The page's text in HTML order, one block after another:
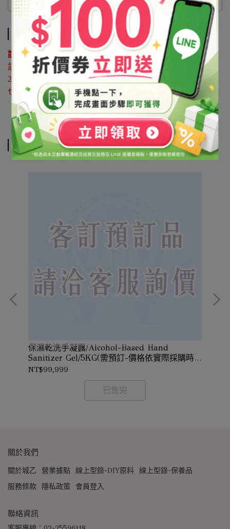
商品介紹
商品介紹
說明 ：
該原料屬於協尋客訂品，如有購買需求請來電洽詢02-
25596118
也可利用 LINE@官方帳號詢問 帳號搜尋「@syb1803x」
相關商品
保濕乾洗手凝露/Alcohol-Based Hand
Sanitizer Gel/5KG(需預訂-價格依實際採購時
價確認)
NT$99,999
已售完
關於我們
關於城乙 營業據點 線上型錄-DIY原料 線上型錄-保養品
服務條款
隱私政策 會員登入
聯絡資訊